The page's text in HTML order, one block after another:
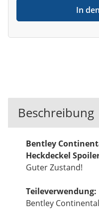
In
Beschreibung
Bentley
Heckdeckel
Guter Zustand!
Teileverwendung:
Bentley